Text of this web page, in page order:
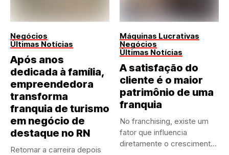
Negócios
Últimas Notícias
Após anos
dedicada à família,
empreendedora
transforma
franquia de turismo
em negócio de
destaque no RN
Retomar a carreira depois
Máquinas Lucrativas
Negócios
Últimas Notícias
A satisfação do
cliente é o maior
patrimônio de uma
franquia
No franchising, existe um
fator que influencia
diretamente o crescimento